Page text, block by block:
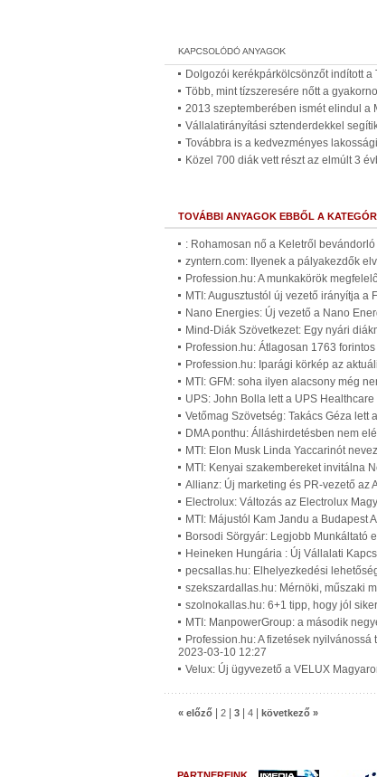
Dolgozói kerékpárkölcsönzőt indított a
Több, mint tízszeresére nőtt a
2013 szeptemberében ismét elindul a
Vállalatirányítási sztenderdekkel
Továbbra is a kedvezményes
Közel 700 diák vett részt az elmúlt 3
TOVÁBBI ANYAGOK EBBŐL A
: Rohamosan nő a Keletről
zyntern.com: Ilyenek a pályakezdők
Profession.hu: A munkakörök
MTI: Augusztustól új vezető irányítja
Nano Energies: Új vezető a Nano
Mind-Diák Szövetkezet: Egy nyári
Profession.hu: Átlagosan 1763
Profession.hu: Iparági körkép az
MTI: GFM: soha ilyen alacsony még
UPS: John Bolla lett a UPS
Vetőmag Szövetség: Takács Géza lett
DMA ponthu: Álláshirdetésben nem
MTI: Elon Musk Linda Yaccarinót
MTI: Kenyai szakembereket invitálna
Allianz: Új marketing és PR-vezető az
Electrolux: Változás az Electrolux
MTI: Májustól Kam Jandu a Budapest
Borsodi Sörgyár: Legjobb Munkáltató
Heineken Hungária : Új Vállalati
pecsallas.hu: Elhelyezkedési
szekszardallas.hu: Mérnöki, műszaki
szolnokallas.hu: 6+1 tipp, hogy jól
MTI: ManpowerGroup: a második
Profession.hu: A fizetések
2023-03-10 12:27
Velux: Új ügyvezető a VELUX
« előző 2 3 4 következő »